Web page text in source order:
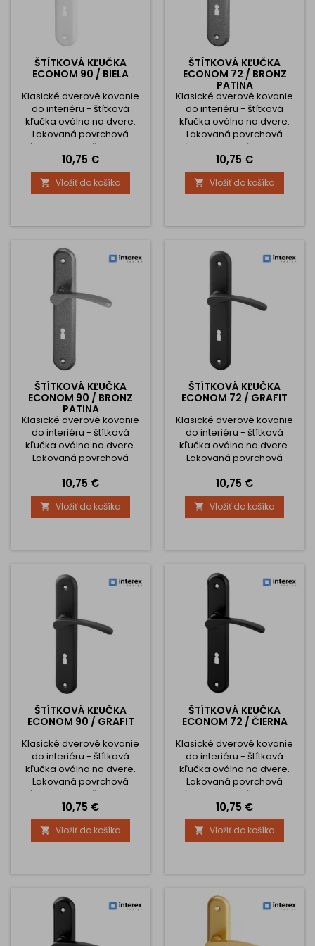
ŠTÍTKOVÁ KĽUČKA
ECONOM 90 / BIELA
Klasické dverové kovanie
do interiéru - štítková
kľučka oválna na dvere.
Lakovaná povrchová
úprava. Rozteč 90 mm.
Kľučka je spojená so
štítom. Bez vratnej pružiny a
tŕňov proti pootočeniu. Štíty
sú priskrutkované skrutkami
balenia je materiál na
používania kľučky je podľa
výrobcu nižšia, to môžu
Cena
10,75 €
 Vložiť do košíka
ŠTÍTKOVÁ KĽUČKA
ECONOM 72 / BRONZ
PATINA
Klasické dverové kovanie
do interiéru - štítková
kľučka oválna na dvere.
Lakovaná povrchová
úprava. Rozteč 72 mm.
Kľučka je spojená so
štítom. Bez vratnej pružiny a
tŕňov proti pootočeniu. Štíty
sú priskrutkované skrutkami
balenia je materiál na
používania kľučky je podľa
výrobcu nižšia, to môžu
Cena
10,75 €
 Vložiť do košíka
ŠTÍTKOVÁ KĽUČKA
ECONOM 90 / BRONZ
PATINA
Klasické dverové kovanie
do interiéru - štítková
kľučka oválna na dvere.
Lakovaná povrchová
úprava. Rozteč 90 mm.
Kľučka je spojená so
štítom. Bez vratnej pružiny a
tŕňov proti pootočeniu. Štíty
sú priskrutkované skrutkami
balenia je materiál na
používania kľučky je podľa
výrobcu nižšia, to môžu
Cena
10,75 €
 Vložiť do košíka
ŠTÍTKOVÁ KĽUČKA
ECONOM 72 / GRAFIT
Klasické dverové kovanie
do interiéru - štítková
kľučka oválna na dvere.
Lakovaná povrchová
úprava. Rozteč 72 mm.
Kľučka je spojená so
štítom. Bez vratnej pružiny a
tŕňov proti pootočeniu. Štíty
sú priskrutkované skrutkami
balenia je materiál na
používania kľučky je podľa
výrobcu nižšia, to môžu
Cena
10,75 €
 Vložiť do košíka
ŠTÍTKOVÁ KĽUČKA
ECONOM 90 / GRAFIT
Klasické dverové kovanie
do interiéru - štítková
kľučka oválna na dvere.
Lakovaná povrchová
úprava. Rozteč 90 mm.
Kľučka je spojená so
štítom. Bez vratnej pružiny a
tŕňov proti pootočeniu. Štíty
sú priskrutkované skrutkami
balenia je materiál na
používania kľučky je podľa
výrobcu nižšia, to môžu
Cena
10,75 €
 Vložiť do košíka
ŠTÍTKOVÁ KĽUČKA
ECONOM 72 / ČIERNA
Klasické dverové kovanie
do interiéru - štítková
kľučka oválna na dvere.
Lakovaná povrchová
úprava. Rozteč 72 mm.
Kľučka je spojená so
štítom. Bez vratnej pružiny a
tŕňov proti pootočeniu. Štíty
sú priskrutkované skrutkami
balenia je materiál na
používania kľučky je podľa
výrobcu nižšia, to môžu
Cena
10,75 €
 Vložiť do košíka